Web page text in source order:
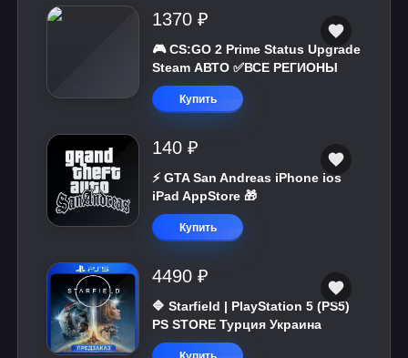
1370 ₽
🎮 CS:GO 2 Prime Status Upgrade
Steam АВТО ✅ВСЕ РЕГИОНЫ
Купить
140 ₽
⚡️ GTA San Andreas iPhone ios
iPad AppStore 🎁
Купить
4490 ₽
🔷 Starfield | PlayStation 5 (PS5)
PS STORE Турция Украина